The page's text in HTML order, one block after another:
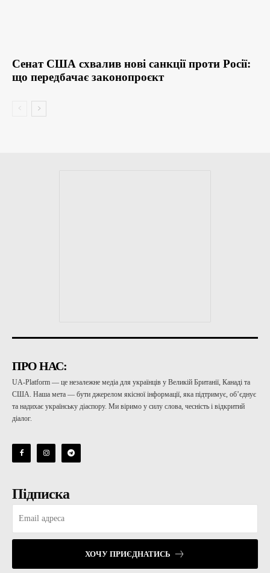
Сенат США схвалив нові санкції проти Росії:
що передбачає законопроєкт
ПРО НАС:
UA-Platform — це незалежне медіа для українців у Великій Британії, Канаді та
США. Наша мета — бути джерелом якісної інформації, яка підтримує, об’єднує
та надихає українську діаспору. Ми віримо у силу слова, чесність і відкритий
діалог.
Підписка
ХОЧУ ПРИЄДНАТИСЬ